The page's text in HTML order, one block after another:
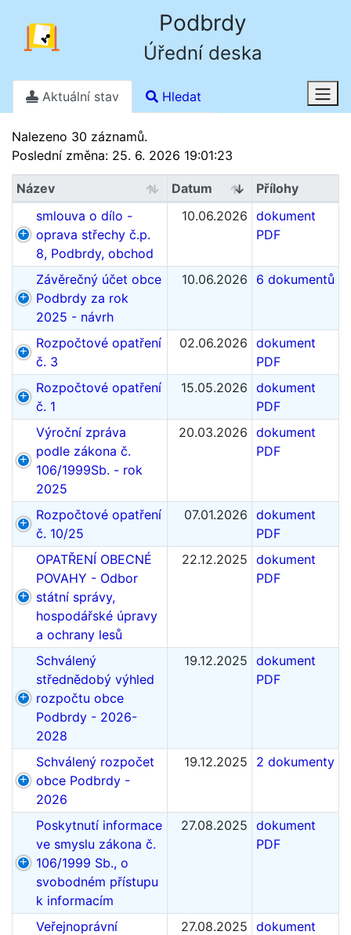
Podbrdy
Úřední deska
Aktuální stav Hledat
Stav k 7. 8. 2026 1.18
Nalezeno 30 záznamů.
Poslední změna: 25. 6. 2026 19:01:23
Název Datum
Přílohy
smlouva o dílo -
oprava střechy č.p.
8, Podbrdy, obchod
10.06.2026 dokument
PDF
Závěrečný účet obce
Podbrdy za rok
2025 - návrh
10.06.2026 6 dokumentů
Rozpočtové opatření
č. 3
02.06.2026 dokument
PDF
Rozpočtové opatření
č. 1
15.05.2026 dokument
PDF
Výroční zpráva
podle zákona č.
106/1999Sb. - rok
2025
20.03.2026 dokument
PDF
Rozpočtové opatření
č. 10/25
07.01.2026 dokument
PDF
OPATŘENÍ OBECNÉ
POVAHY - Odbor
státní správy,
hospodářské úpravy
a ochrany lesů
22.12.2025 dokument
PDF
Schválený
střednědobý výhled
rozpočtu obce
Podbrdy - 2026-
2028
19.12.2025 dokument
PDF
Schválený rozpočet
obce Podbrdy -
2026
19.12.2025 2 dokumenty
Poskytnutí informace
ve smyslu zákona č.
106/1999 Sb., o
svobodném přístupu
k informacím
27.08.2025 dokument
PDF
Veřejnoprávní
27.08.2025 dokument